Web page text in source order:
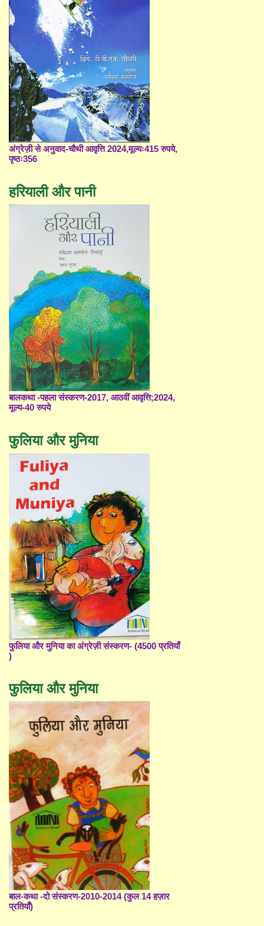
अंग्रेज़ी से अनुवाद-चौथी आवृत्ति 2024,मूल्यः415 रुपये,
पृष्ठः356
हरियाली और पानी
बालकथा -पहला संस्करण-2017, आठवीं आवृत्ति;2024,
मूल्य-40 रुपये
फुलिया और मुनिया
फुलिया और मुनिया का अंग्रेज़ी संस्करण- (4500 प्रतियाँ
)
फुलिया और मुनिया
बाल-कथा -दो संस्करण-2010-2014 (कुल 14 हज़ार
प्रतियाँ)